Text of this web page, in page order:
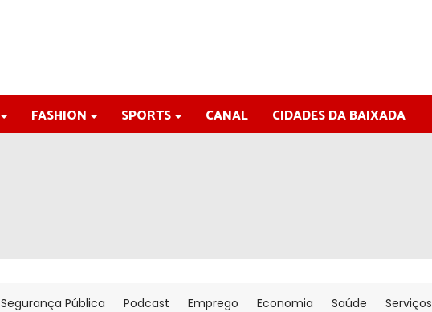
FASHION SPORTS CANAL CIDADES DA BAIXADA
Segurança Pública Podcast Emprego Economia Saúde Serviços